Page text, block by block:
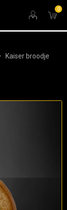
0
Kaiser broodje